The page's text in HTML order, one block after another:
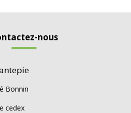
nous
Bonnin
cedex